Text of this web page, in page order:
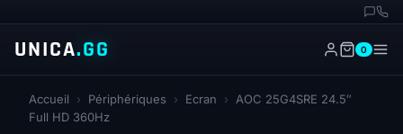
UNICA.GG 0
Accueil › Périphériques › Ecran ›
AOC 25G4SRE 24.5″
Full HD 360Hz